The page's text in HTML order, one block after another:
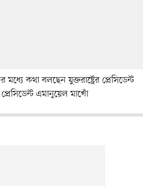
কথা বলছেন যুক্তরাষ্ট্রের প্রেসিডেন্ট
প্রেসিডেন্ট এমানুয়েল মাখোঁ